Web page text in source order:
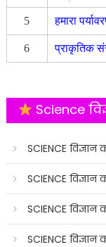
5 हमारा
6 प्राकृतिक
Science
SCIENCE विज्ञान
SCIENCE
SCIENCE
SCIENCE